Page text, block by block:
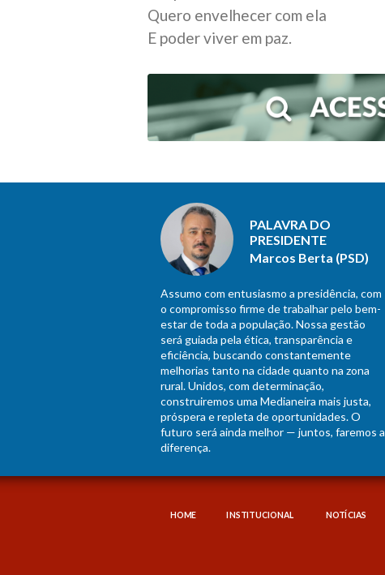
Quero envelhecer com ela
E poder viver em paz.
PALAVRA DO
PRESIDENTE
Marcos Berta (PSD)
Assumo com entusiasmo a presidência, com
o compromisso firme de trabalhar pelo bem-
estar de toda a população. Nossa gestão
será guiada pela ética, transparência e
eficiência, buscando constantemente
melhorias tanto na cidade quanto na zona
rural. Unidos, com determinação,
construiremos uma Medianeira mais justa,
próspera e repleta de oportunidades. O
futuro será ainda melhor — juntos, faremos a
diferença.
HOME INSTITUCIONAL NOTÍCIAS